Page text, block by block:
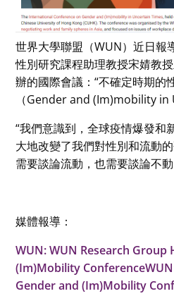
世界大學聯盟（WUN）近日報
性別研究課程助理教授宋婧教
辦的國際會議：“不確定時期的
（Gender and (Im)mobility in
“我們意識到，全球疫情爆發和
大地改變了我們對性別和流動
需要談論流動，也需要談論不動
媒體報導：
WUN: WUN Research Group
(Im)Mobility
Gender and (Im)Mobility